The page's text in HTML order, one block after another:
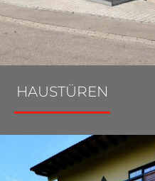
HAUSTÜREN